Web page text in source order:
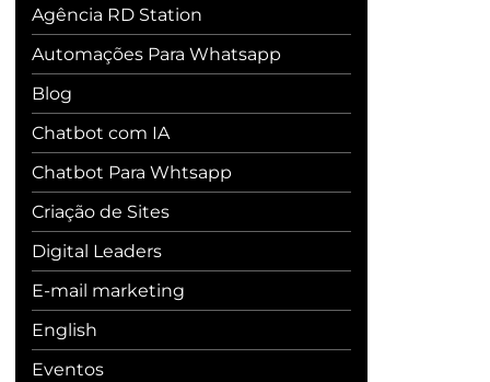
Agência RD Station
Automações Para Whatsapp
Blog
Chatbot com IA
Chatbot Para Whtsapp
Criação de Sites
Digital Leaders
E-mail marketing
English
Eventos